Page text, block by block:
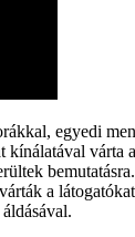
egyedi
a